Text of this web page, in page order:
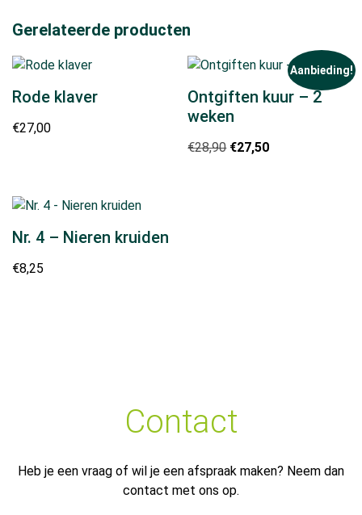
Gerelateerde producten
Rode klaver
€27,00
Aanbieding!
Ontgiften kuur – 2
weken
€28,90 Oorspronkelijke
€27,50Huidige
Nr. 4 – Nieren kruiden
€8,25
Contact
Heb je een vraag of wil je een afspraak maken? Neem dan
contact met ons op.